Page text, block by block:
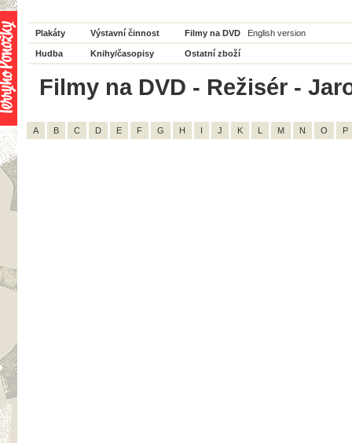
Plakáty Výstavní činnost Filmy na DVD English version
Hudba Knihy/časopisy Ostatní zboží
Filmy na DVD - Režisér -
A B C D E F G H I J K L M N O P